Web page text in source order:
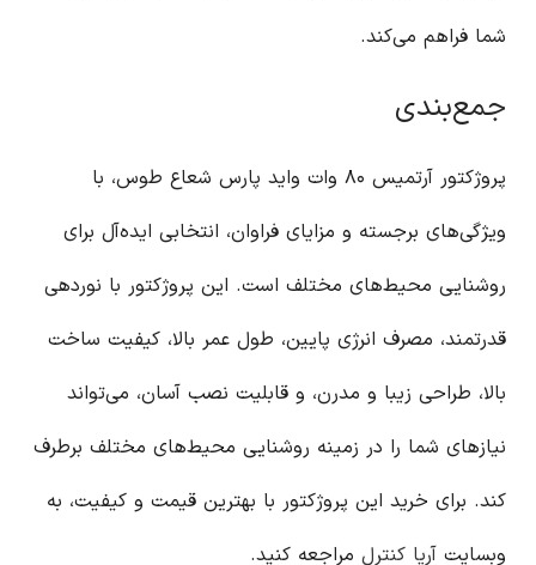
شما فراهم می‌کند.
جمع‌بندی
پروژکتور آرتمیس ۸۰ وات واید پارس شعاع طوس، با
ویژگی‌های برجسته و مزایای فراوان، انتخابی ایده‌آل برای
روشنایی محیط‌های مختلف است. این پروژکتور با نوردهی
قدرتمند، مصرف انرژی پایین، طول عمر بالا، کیفیت ساخت
بالا، طراحی زیبا و مدرن، و قابلیت نصب آسان، می‌تواند
نیازهای شما را در زمینه روشنایی محیط‌های مختلف برطرف
کند. برای خرید این پروژکتور با بهترین قیمت و کیفیت، به
وبسایت آریا کنترل مراجعه کنید.